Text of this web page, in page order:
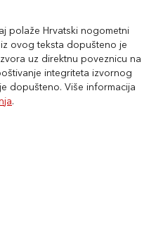
polaže Hrvatski nogometni
iz ovog teksta dopušteno je
uz direktnu poveznicu na
integriteta izvornog
dopušteno. Više informacija
.